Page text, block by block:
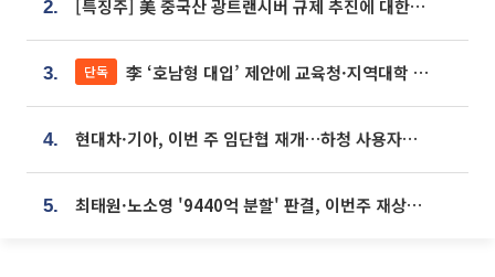
2. [특징주] 美 중국산 광트랜시버 규제 추진에 대한광통신 등 광통신株 강세
3. 단독 李 ‘호남형 대입’ 제안에 교육청·지역대학 서·논술형 입시 연계 '착수'
4. 현대차·기아, 이번 주 임단협 재개…하청 사용자성 재심도 ‘변수’
5. 최태원·노소영 '9440억 분할' 판결, 이번주 재상고 여부 주목